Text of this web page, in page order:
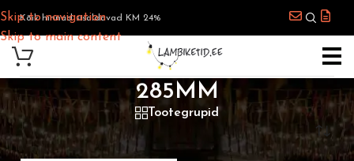
Skip to navigation
Skip to main content
Kõik hinnad sisaldavad KM 24%
285MM
Tootegrupid
Esileht
Toote Kõrgus /